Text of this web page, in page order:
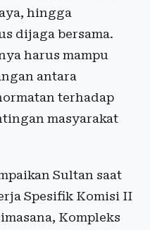
hingga
dijaga bersama.
harus mampu
antara
terhadap
masyarakat
Sultan saat
Spesifik Komisi II
Kompleks